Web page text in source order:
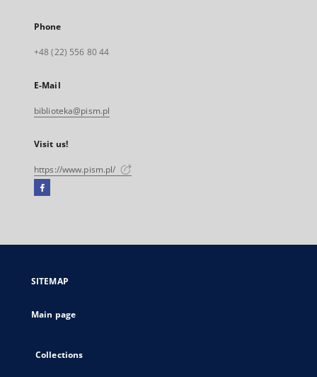
Phone
+48 (22) 556 80 44
E-Mail
biblioteka@pism.pl
Visit us!
https://www.pism.pl/
Facebook
open
new
SITEMAP
Main page
Collections